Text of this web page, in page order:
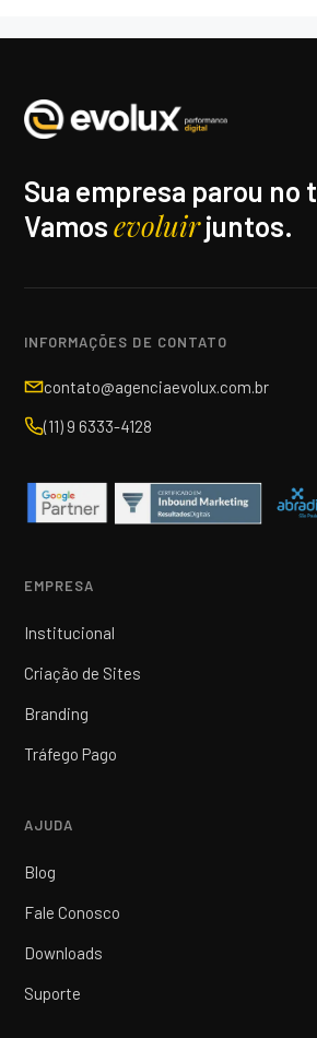
Sua empresa parou no
Vamosevoluirjuntos.
INFORMAÇÕES DE CONTATO
contato@agenciaevolux.com.br
(11) 9 6333-4128
EMPRESA
Institucional
Criação de Sites
Branding
Tráfego Pago
AJUDA
Blog
Fale Conosco
Downloads
Suporte